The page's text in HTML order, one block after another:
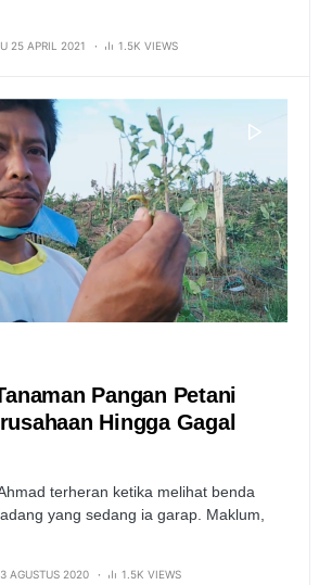
25 APRIL 2021 1.5K VIEWS
Pangan Petani
Hingga Gagal
terheran ketika melihat benda
yang sedang ia garap. Maklum,
AGUSTUS 2020 1.5K VIEWS